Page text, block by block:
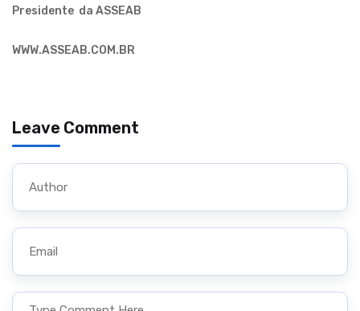
Presidente da ASSEAB
WWW.ASSEAB.COM.BR
Leave Comment